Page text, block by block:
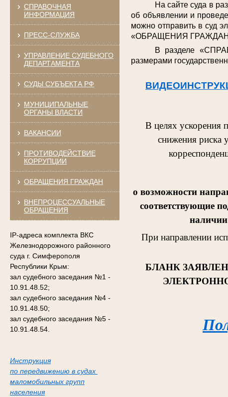
СПРАВОЧНАЯ
ИНФОРМАЦИЯ
ПРЕСС-СЛУЖБА
УПРАВЛЕНИЕ СУДЕБНОГО
ДЕПАРТАМЕНТА
СУДЫ СУБЪЕКТА РФ
МУНИЦИПАЛЬНЫЕ
ОРГАНЫ ВЛАСТИ
ВАКАНСИИ
ПРОТИВОДЕЙСТВИЕ
КОРРУПЦИИ
ОБРАЩЕНИЯ ГРАЖДАН
ВНЕПРОЦЕССУАЛЬНЫЕ
ОБРАЩЕНИЯ
IP-адреса комплекта ВКС
Железнодорожного районного
суда г. Симферополя
Республики Крым:
зал судебного заседания №1 -
10.91.48.52;
зал судебного заседания №4 -
10.91.48.50;
зал судебного заседания №5 -
10.91.48.54.
Инструкция
по передвижению в судах
маломобильных групп
населения
На сайте суда в
об объявлении и
можно отправить в суд
«ОБРАЩЕНИЯ
В разделе
размерами
В целях ускорения
снижения риска
о возможности
соответствующие
наличии
При направлении
БЛАНК